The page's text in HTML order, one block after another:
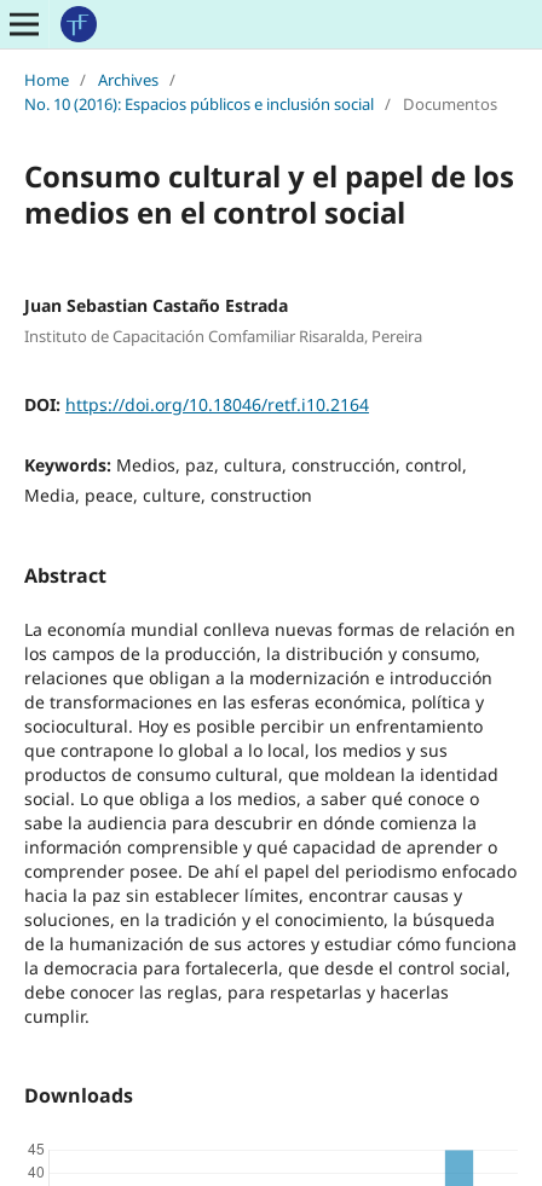
Home / Archives /
No. 10 (2016): Espacios públicos e inclusión social / Documentos
Consumo cultural y el papel de los
medios en el control social
Juan Sebastian Castaño Estrada
Instituto de Capacitación Comfamiliar Risaralda, Pereira
DOI: https://doi.org/10.18046/retf.i10.2164
Keywords: Medios, paz, cultura, construcción, control,
Media, peace, culture, construction
Abstract
La economía mundial conlleva nuevas formas de relación en
los campos de la producción, la distribución y consumo,
relaciones que obligan a la modernización e introducción
de transformaciones en las esferas económica, política y
sociocultural. Hoy es posible percibir un enfrentamiento
que contrapone lo global a lo local, los medios y sus
productos de consumo cultural, que moldean la identidad
social. Lo que obliga a los medios, a saber qué conoce o
sabe la audiencia para descubrir en dónde comienza la
información comprensible y qué capacidad de aprender o
comprender posee. De ahí el papel del periodismo enfocado
hacia la paz sin establecer límites, encontrar causas y
soluciones, en la tradición y el conocimiento, la búsqueda
de la humanización de sus actores y estudiar cómo funciona
la democracia para fortalecerla, que desde el control social,
debe conocer las reglas, para respetarlas y hacerlas
cumplir.
Downloads